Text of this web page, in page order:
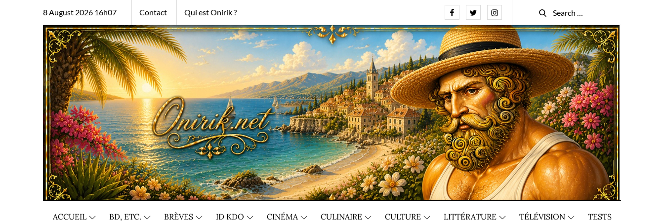
8 August 2026 16h07 Contact Qui est Onirik ? FacebookTwitterInstagram
Search
for:
Search
ACCUEIL BD, ETC. BRÈVES ID KDO CINÉMA CULINAIRE CULTURE LITTÉRATURE TÉLÉVISION TESTS